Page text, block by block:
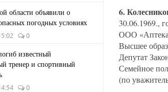
области объявили о
погодных условиях
0
известный
тренер и спортивный
0
6.
30.06.1969.,
ООО «Аптека
Высшее
Депутат
Семейное
(по